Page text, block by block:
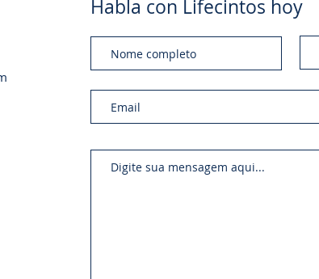
Habla con Lifecintos hoy